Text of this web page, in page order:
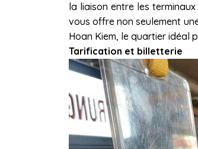
la liaison entre les
vous offre non seulement
Hoan Kiem, le quartier idéal
Tarification et billetterie